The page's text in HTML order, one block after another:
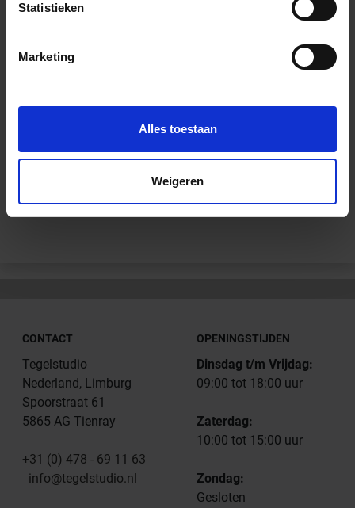
Statistieken
Marketing
Alles toestaan
Weigeren
Onze verkoopspecialisten staan graag voor je klaar:
Za 10.00 – 15.00
+31 (0) 478 - 69 11 63 Productaanvraag
CONTACT
Tegelstudio
Nederland, Limburg
Spoorstraat 61
5865 AG Tienray
+31 (0) 478 - 69 11 63
info@tegelstudio.nl
OPENINGSTIJDEN
Dinsdag t/m Vrijdag:
09:00 tot 18:00 uur
Zaterdag:
10:00 tot 15:00 uur
Zondag:
Gesloten